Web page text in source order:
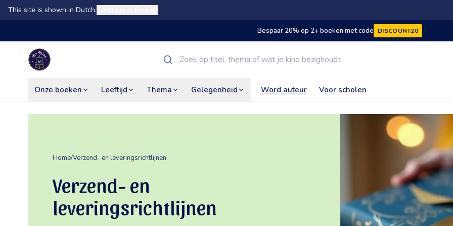
This site is shown in Dutch.
Bespaar 20% op 2+ boeken met code DISCOUNT20
Onze boeken Leeftijd Thema Gelegenheid Word auteur Voor scholen
Home/Verzend- en leveringsrichtlijnen
Verzend- en
leveringsrichtlijnen